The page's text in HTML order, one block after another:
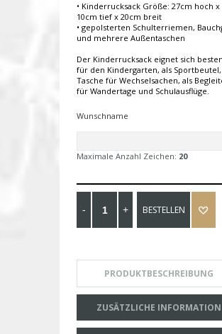
• Kinderrucksack Größe: 27cm hoch x
10cm tief x 20cm breit
• gepolsterten Schulterriemen,
und mehrere Außentaschen
Der Kinderrucksack eignet sich
für den Kindergarten, als Sportbeutel,
Tasche für Wechselsachen, als
für Wandertage und Schulausflüge.
Wunschname
Maximale Anzahl Zeichen: 20
BESTELLEN
PRODUKTBESCHREIBUNG
ZUSÄTZLICHE INFORMATION